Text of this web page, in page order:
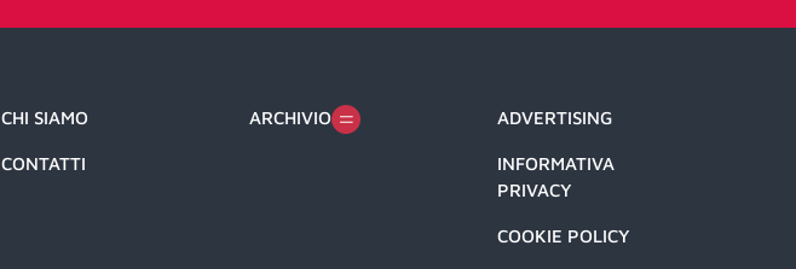
CHI SIAMO
CONTATTI
ARCHIVIO ADVERTISING
INFORMATIVA
PRIVACY
COOKIE POLICY